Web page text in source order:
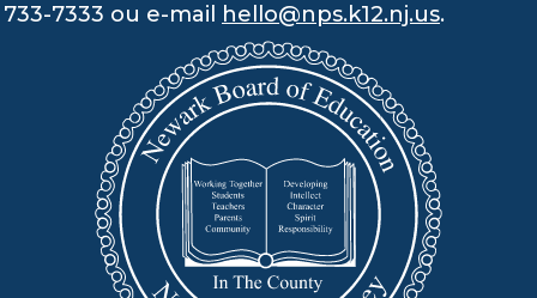
733-7333 ou e-mail
hello@nps.k12.nj.us.